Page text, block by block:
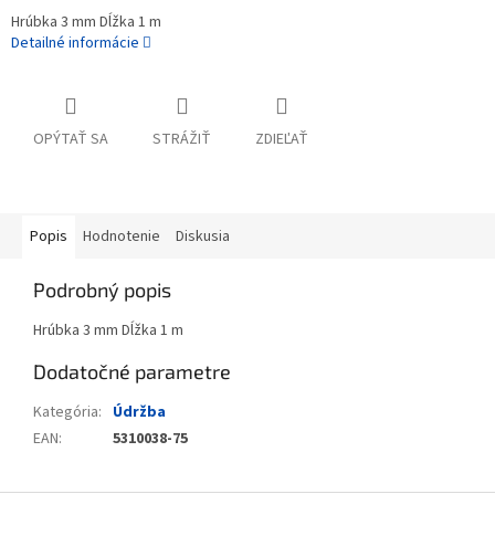
Hrúbka 3 mm Dĺžka 1 m
Detailné informácie
OPÝTAŤ SA STRÁŽIŤ ZDIEĽAŤ
Popis Hodnotenie Diskusia
Podrobný popis
Hrúbka 3 mm Dĺžka 1 m
Dodatočné parametre
Kategória: Údržba
EAN: 5310038-75